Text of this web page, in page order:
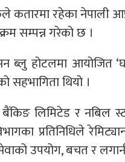
कतारमा रहेका नेपाली
सम्पन्न गरेको छ ।
ब्लु होटलमा आयोजित
सहभागिता थियो ।
बैंकिङ लिमिटेड र नबिल
प्रतिनिधिले
उपयोग, बचत र